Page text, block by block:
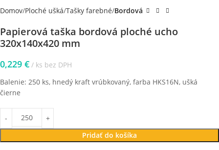
Domov Ploché ušká Tašky farebné Bordová
Papierová taška bordová ploché ucho
320x140x420 mm
0,229 €
ks bez DPH
Balenie: 250 ks, hnedý kraft vrúbkovaný, farba HKS16N, ušká
čierne
Pridať do košíka